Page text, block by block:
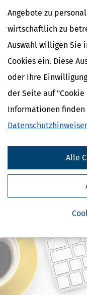
Angebote zu
wirtschaftlich zu
Auswahl willigen Sie
Cookies ein. Diese
oder Ihre
der Seite auf
Informationen finden
Alle
Rechtsverordnung nur
Die Sätze 1 bis 3
Nummer 1 bis 8.
Vermögensplanung
Geld im Alltag
Verwandte
Abfindung